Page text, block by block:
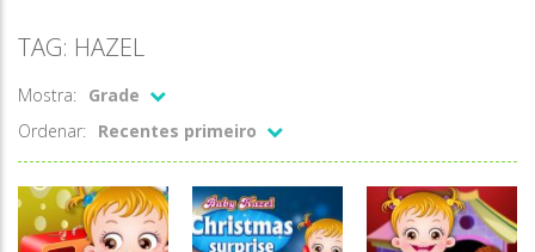
TAG: HAZEL
Mostra:
Grade
Ordenar:
Recentes primeiro